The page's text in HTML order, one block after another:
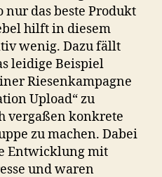
nur das beste Produkt
hilft in diesem
wenig. Dazu fällt
leidige Beispiel
Riesenkampagne
Upload“ zu
vergaßen konkrete
zu machen. Dabei
Entwicklung mit
und waren